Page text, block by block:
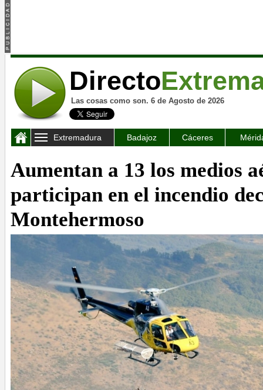
Directo
Las cosas como son. 6 de Agosto de 2026
Extremadura Badajoz Cáceres
Aumentan a 13 los medios
participan en el incendio
Montehermoso